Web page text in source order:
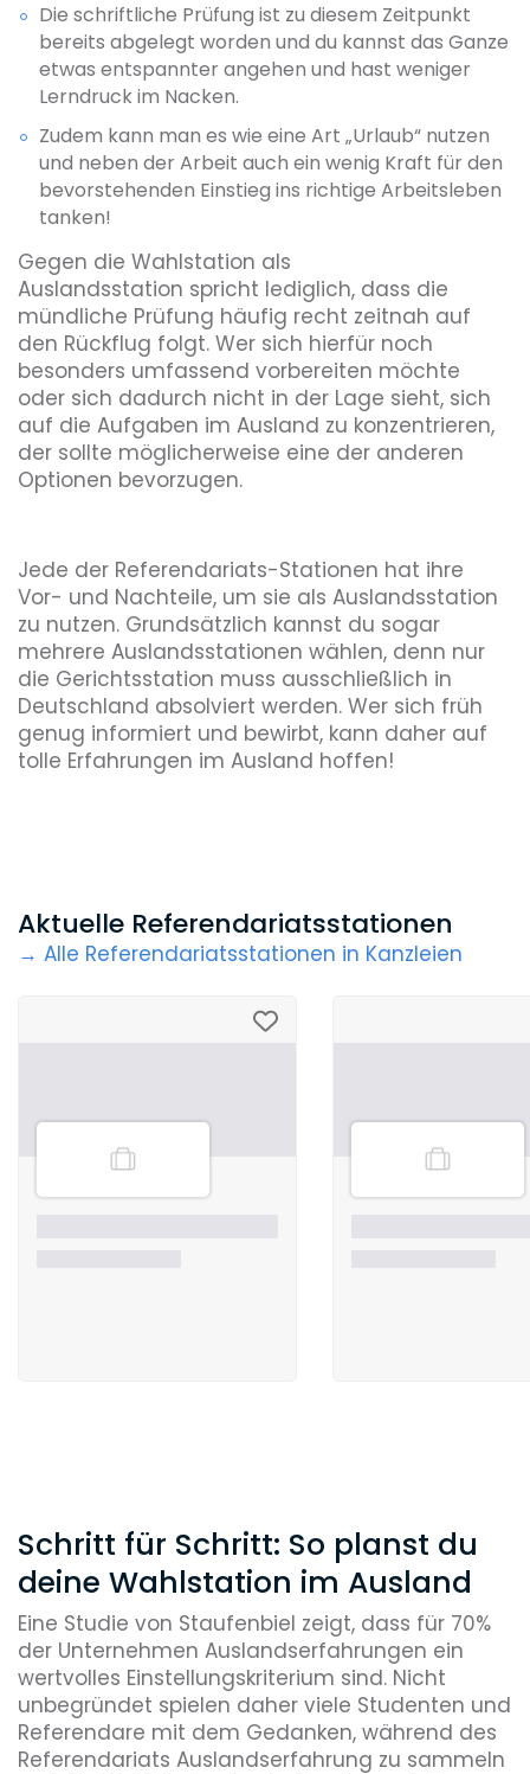
Die schriftliche Prüfung ist zu diesem Zeitpunkt
bereits abgelegt worden und du kannst das Ganze
etwas entspannter angehen und hast weniger
Lerndruck im Nacken.
Zudem kann man es wie eine Art „Urlaub“ nutzen
und neben der Arbeit auch ein wenig Kraft für den
bevorstehenden Einstieg ins richtige Arbeitsleben
tanken!
Gegen die Wahlstation als
Auslandsstation spricht lediglich, dass die
mündliche Prüfung häufig recht zeitnah auf
den Rückflug folgt. Wer sich hierfür noch
besonders umfassend vorbereiten möchte
oder sich dadurch nicht in der Lage sieht, sich
auf die Aufgaben im Ausland zu konzentrieren,
der sollte möglicherweise eine der anderen
Optionen bevorzugen.
Jede der Referendariats-Stationen hat ihre
Vor- und Nachteile, um sie als Auslandsstation
zu nutzen. Grundsätzlich kannst du sogar
mehrere Auslandsstationen wählen, denn nur
die Gerichtsstation muss ausschließlich in
Deutschland absolviert werden. Wer sich früh
genug informiert und bewirbt, kann daher auf
tolle Erfahrungen im Ausland hoffen!
Aktuelle Referendariatsstationen
→ Alle Referendariatsstationen in Kanzleien
Schritt für Schritt: So planst du
deine Wahlstation im Ausland
Eine Studie von Staufenbiel zeigt, dass für 70%
der Unternehmen Auslandserfahrungen ein
wertvolles Einstellungskriterium sind. Nicht
unbegründet spielen daher viele Studenten und
Referendare mit dem Gedanken, während des
Referendariats Auslandserfahrung zu sammeln